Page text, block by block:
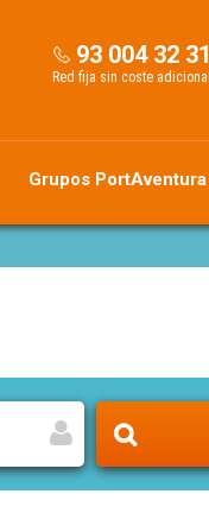
93 004 32 31
Red fija sin coste adicional
Grupos PortAventura